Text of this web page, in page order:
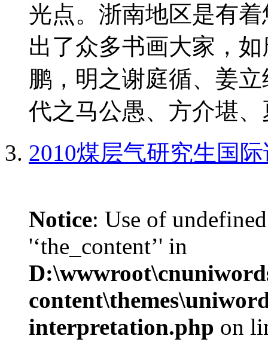
光点。浙南地区是有
出了众多书画大家，
鹏，明之谢庭循、姜
代之马公愚、方介堪
2010煤层气研究生国
Notice: Use of
'‘the_content’' in
interpretation.php on